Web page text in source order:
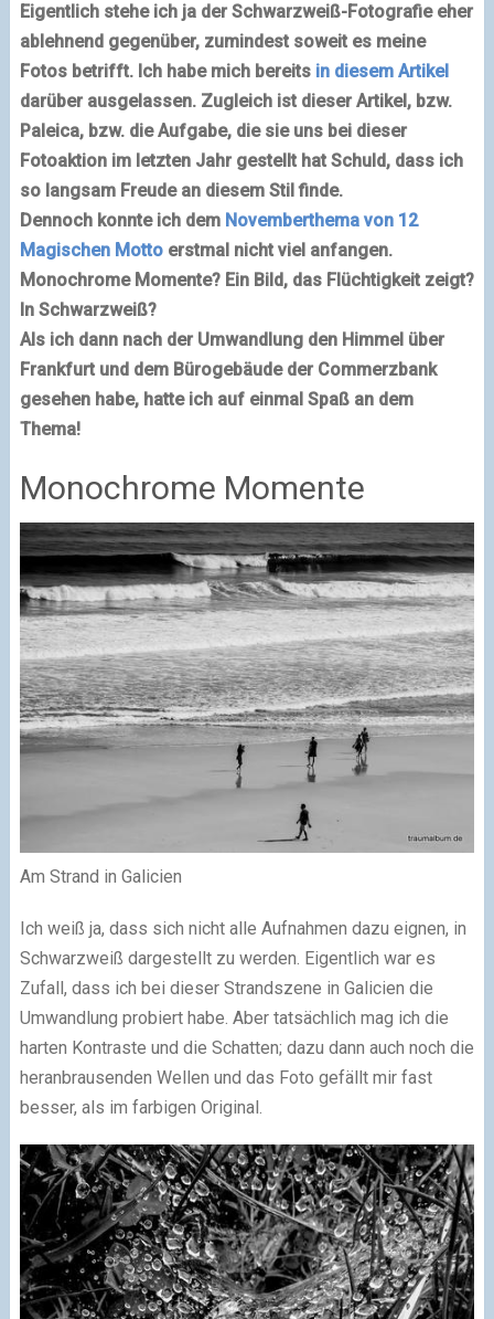
Eigentlich stehe ich ja der Schwarzweiß-Fotografie eher
ablehnend gegenüber, zumindest soweit es meine
Fotos betrifft. Ich habe mich bereits in diesem Artikel
darüber ausgelassen. Zugleich ist dieser Artikel, bzw.
Paleica, bzw. die Aufgabe, die sie uns bei dieser
Fotoaktion im letzten Jahr gestellt hat Schuld, dass ich
so langsam Freude an diesem Stil finde.
Dennoch konnte ich dem Novemberthema von 12
Magischen Mottoerstmal nicht viel anfangen.
Monochrome Momente? Ein Bild, das Flüchtigkeit zeigt?
In Schwarzweiß?
Als ich dann nach der Umwandlung den Himmel über
Frankfurt und dem Bürogebäude der Commerzbank
gesehen habe, hatte ich auf einmal Spaß an dem
Thema!
Monochrome Momente
Am Strand in Galicien
Ich weiß ja, dass sich nicht alle Aufnahmen dazu eignen, in
Schwarzweiß dargestellt zu werden. Eigentlich war es
Zufall, dass ich bei dieser Strandszene in Galicien die
Umwandlung probiert habe. Aber tatsächlich mag ich die
harten Kontraste und die Schatten; dazu dann auch noch die
heranbrausenden Wellen und das Foto gefällt mir fast
besser, als im farbigen Original.